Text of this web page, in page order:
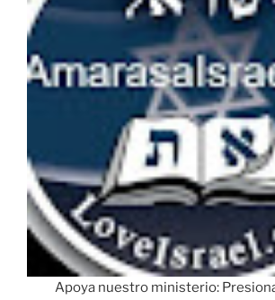
Apoya nuestro ministerio: